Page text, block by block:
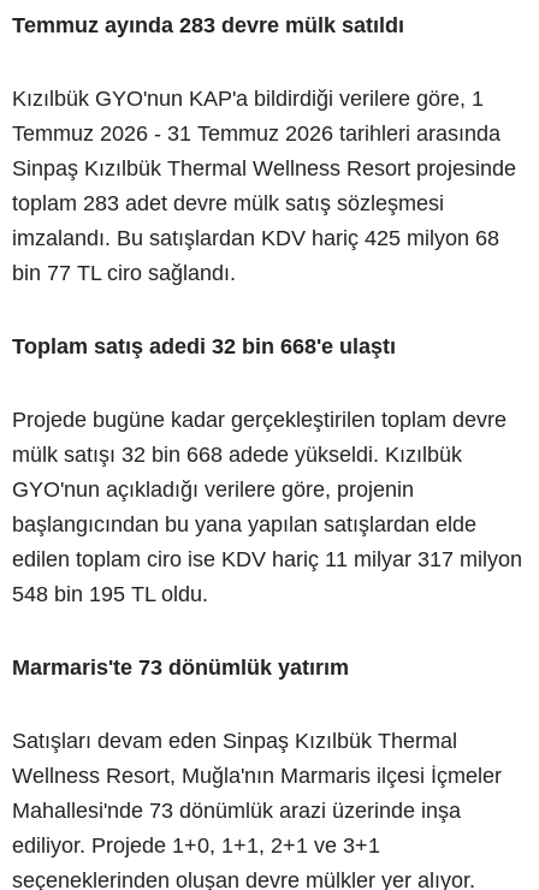
Temmuz ayında 283 devre mülk satıldı
Kızılbük GYO'nun KAP'a bildirdiği verilere göre, 1
Temmuz 2026 - 31 Temmuz 2026 tarihleri arasında
Sinpaş Kızılbük Thermal Wellness Resort projesinde
toplam 283 adet devre mülk satış sözleşmesi
imzalandı. Bu satışlardan KDV hariç 425 milyon 68
bin 77 TL ciro sağlandı.
Toplam satış adedi 32 bin 668'e ulaştı
Projede bugüne kadar gerçekleştirilen toplam devre
mülk satışı 32 bin 668 adede yükseldi. Kızılbük
GYO'nun açıkladığı verilere göre, projenin
başlangıcından bu yana yapılan satışlardan elde
edilen toplam ciro ise KDV hariç 11 milyar 317 milyon
548 bin 195 TL oldu.
Marmaris'te 73 dönümlük yatırım
Satışları devam eden Sinpaş Kızılbük Thermal
Wellness Resort, Muğla'nın Marmaris ilçesi İçmeler
Mahallesi'nde 73 dönümlük arazi üzerinde inşa
ediliyor. Projede 1+0, 1+1, 2+1 ve 3+1
seçeneklerinden oluşan devre mülkler yer alıyor.